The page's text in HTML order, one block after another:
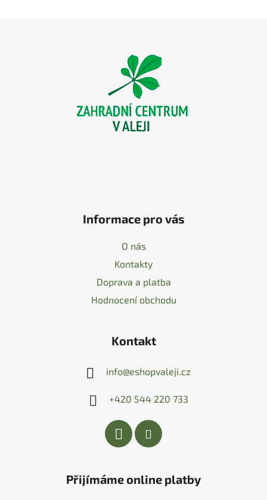
Informace pro vás
O nás
Kontakty
Doprava a platba
Hodnocení obchodu
Kontakt
info@eshopvaleji.cz
+420 544 220 733
Přijímáme online platby